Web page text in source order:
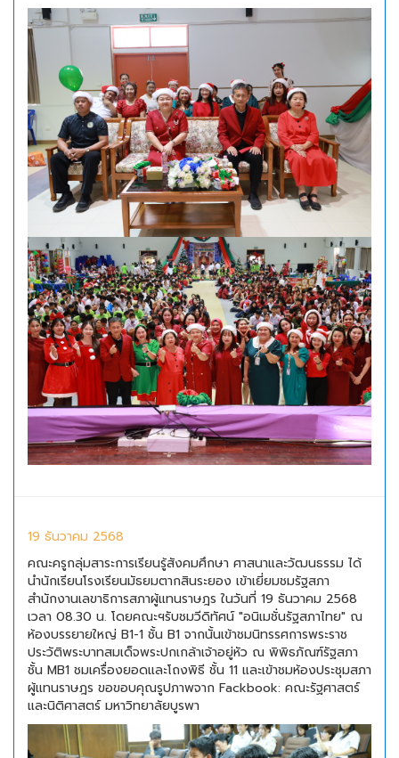
19 ธันวาคม 2568
คณะครูกลุ่มสาระการเรียนรู้สังคมศึกษา ศาสนาและวัฒนธรรม ได้
นำนักเรียนโรงเรียนมัธยมตากสินระยอง เข้าเยี่ยมชมรัฐสภา
สำนักงานเลขาธิการสภาผู้แทนราษฎร ในวันที่ 19 ธันวาคม 2568
เวลา 08.30 น. โดยคณะฯรับชมวีดิทัศน์ "อนิเมชั่นรัฐสภาไทย" ณ
ห้องบรรยายใหญ่ B1-1 ชั้น B1 จากนั้นเข้าชมนิทรรศการพระราช
ประวัติพระบาทสมเด็จพระปกเกล้าเจ้าอยู่หัว ณ พิพิธภัณฑ์รัฐสภา
ชั้น MB1 ชมเครื่องยอดและโถงพิธี ชั้น 11 และเข้าชมห้องประชุมสภา
ผู้แทนราษฎร ขอขอบคุณรูปภาพจาก Fackbook: คณะรัฐศาสตร์
และนิติศาสตร์ มหาวิทยาลัยบูรพา